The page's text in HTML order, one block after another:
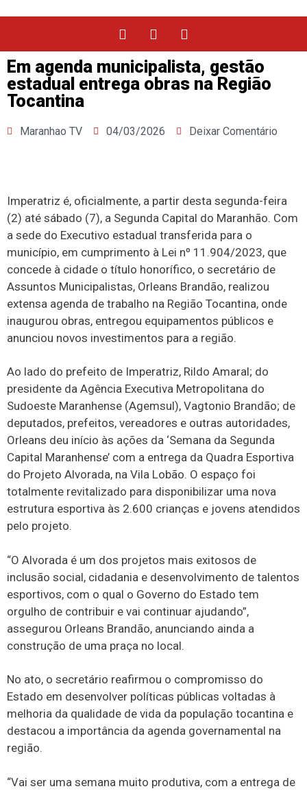
Em agenda municipalista, gestão
estadual entrega obras na Região
Tocantina
Maranhao TV 04/03/2026 Deixar Comentário
Imperatriz é, oficialmente, a partir desta segunda-feira
(2) até sábado (7), a Segunda Capital do Maranhão. Com
a sede do Executivo estadual transferida para o
município, em cumprimento à Lei nº 11.904/2023, que
concede à cidade o título honorífico, o secretário de
Assuntos Municipalistas, Orleans Brandão, realizou
extensa agenda de trabalho na Região Tocantina, onde
inaugurou obras, entregou equipamentos públicos e
anunciou novos investimentos para a região.
Ao lado do prefeito de Imperatriz, Rildo Amaral; do
presidente da Agência Executiva Metropolitana do
Sudoeste Maranhense (Agemsul), Vagtonio Brandão; de
deputados, prefeitos, vereadores e outras autoridades,
Orleans deu início às ações da ‘Semana da Segunda
Capital Maranhense’ com a entrega da Quadra Esportiva
do Projeto Alvorada, na Vila Lobão. O espaço foi
totalmente revitalizado para disponibilizar uma nova
estrutura esportiva às 2.600 crianças e jovens atendidos
pelo projeto.
“O Alvorada é um dos projetos mais exitosos de
inclusão social, cidadania e desenvolvimento de talentos
esportivos, com o qual o Governo do Estado tem
orgulho de contribuir e vai continuar ajudando”,
assegurou Orleans Brandão, anunciando ainda a
construção de uma praça no local.
No ato, o secretário reafirmou o compromisso do
Estado em desenvolver políticas públicas voltadas à
melhoria da qualidade de vida da população tocantina e
destacou a importância da agenda governamental na
região.
“Vai ser uma semana muito produtiva, com a entrega de